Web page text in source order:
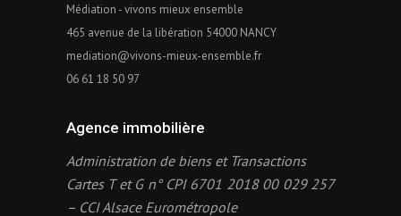
Médiation - vivons mieux ensemble
465 avenue de la libération 54000 NANCY
mediation@vivons-mieux-ensemble.fr
06 61 18 50 97
Agence immobilière
Administration de biens et Transactions
Cartes T et G n° CPI 6701 2018 00 029 257
– CCI Alsace Eurométropole